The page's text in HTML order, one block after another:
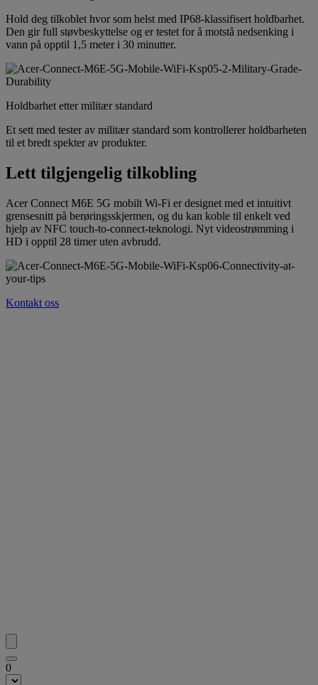
Hold deg tilkoblet hvor som helst med IP68-klassifisert holdbarhet.
Den gir full støvbeskyttelse og er testet for å motstå nedsenking i
vann på opptil 1,5 meter i 30 minutter.
Holdbarhet etter militær standard
Et sett med tester av militær standard som kontrollerer holdbarheten
til et bredt spekter av produkter.
Lett tilgjengelig tilkobling
Acer Connect M6E 5G mobilt Wi-Fi er designet med et intuitivt
grensesnitt på berøringsskjermen, og du kan koble til enkelt ved
hjelp av NFC touch-to-connect-teknologi. Nyt videostrømming i
HD i opptil 28 timer uten avbrudd.
Kontakt oss
0